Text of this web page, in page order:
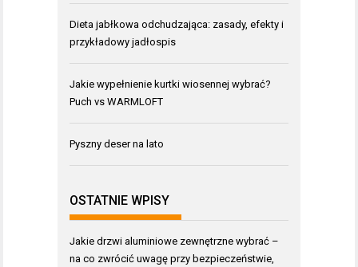
Dieta jabłkowa odchudzająca: zasady, efekty i
przykładowy jadłospis
Jakie wypełnienie kurtki wiosennej wybrać?
Puch vs WARMLOFT
Pyszny deser na lato
OSTATNIE WPISY
Jakie drzwi aluminiowe zewnętrzne wybrać –
na co zwrócić uwagę przy bezpieczeństwie,